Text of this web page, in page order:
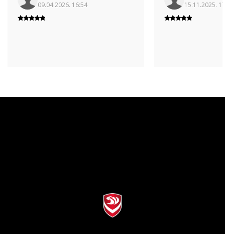
09.04.2026. 16:54 15.11.2025.